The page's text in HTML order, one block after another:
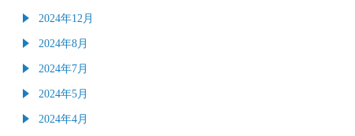
2024年12月
2024年8月
2024年7月
2024年5月
2024年4月